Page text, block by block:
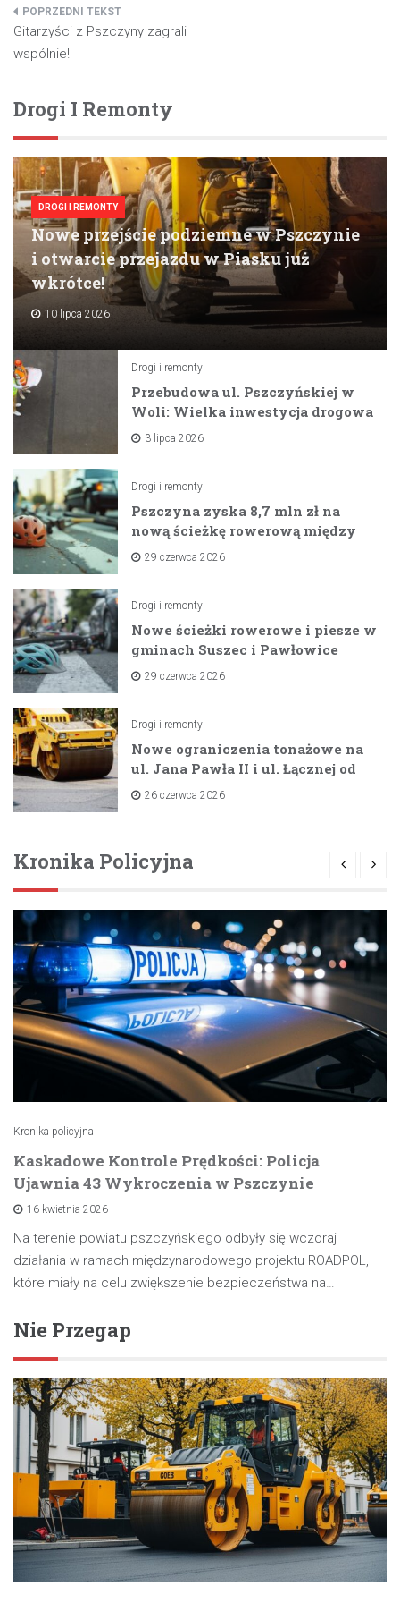
Nawigacja
wpisu
Gitarzyści z Pszczyny zagrali
wspólnie!
Drogi I Remonty
DROGI I REMONTY
Nowe przejście podziemne w Pszczynie
i otwarcie przejazdu w Piasku już
wkrótce!
10 lipca 2026
Drogi i remonty
Przebudowa ul. Pszczyńskiej w
Woli: Wielka inwestycja drogowa
na horyzoncie
3 lipca 2026
Drogi i remonty
Pszczyna zyska 8,7 mln zł na
nową ścieżkę rowerową między
zaporami
29 czerwca 2026
Drogi i remonty
Nowe ścieżki rowerowe i piesze w
gminach Suszec i Pawłowice
dzięki unijnemu wsparciu
29 czerwca 2026
Drogi i remonty
Nowe ograniczenia tonażowe na
ul. Jana Pawła II i ul. Łącznej od
lipca 2026 roku
26 czerwca 2026
Kronika Policyjna
Kronika policyjna
Kaskadowe Kontrole Prędkości: Policja
Ujawnia 43 Wykroczenia w Pszczynie
16 kwietnia 2026
Na terenie powiatu pszczyńskiego odbyły się wczoraj
działania w ramach międzynarodowego projektu ROADPOL,
które miały na celu zwiększenie bezpieczeństwa na…
Nie Przegap